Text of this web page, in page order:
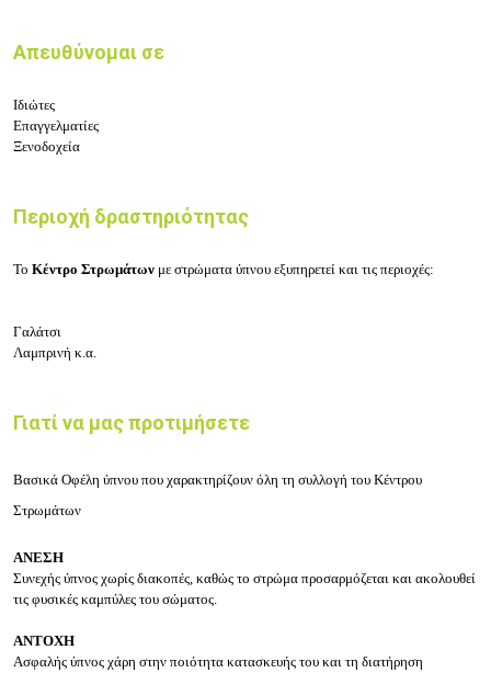
Απευθύνομαι σε
Ιδιώτες
Επαγγελματίες
Ξενοδοχεία
Περιοχή δραστηριότητας
Το Κέντρο Στρωμάτων με στρώματα ύπνου εξυπηρετεί και τις περιοχές:
Γαλάτσι
Λαμπρινή κ.α.
Γιατί να μας προτιμήσετε
Βασικά Οφέλη ύπνου που χαρακτηρίζουν όλη τη συλλογή του Κέντρου
Στρωμάτων
ΑΝΕΣΗ
Συνεχής ύπνος χωρίς διακοπές, καθώς το στρώμα προσαρμόζεται και ακολουθεί
τις φυσικές καμπύλες του σώματος.
ΑΝΤΟΧΗ
Ασφαλής ύπνος χάρη στην ποιότητα κατασκευής του και τη διατήρηση